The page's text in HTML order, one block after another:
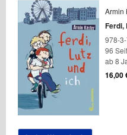
Armin
Ferdi,
978-
96
ab 8
16,00